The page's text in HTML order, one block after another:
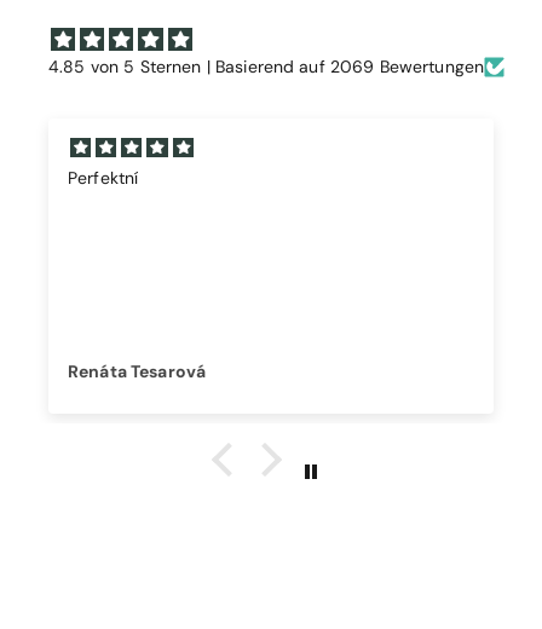
4.85 von 5 Sternen | Basierend auf 2069 Bewertungen
Perfektní
Renáta Tesarová